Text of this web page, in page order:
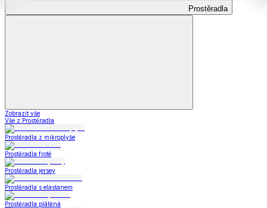
Prostěradla
Zobrazit vše
Vše z Prostěradla
Prostěradla z mikroplyše
Prostěradla froté
Prostěradla jersey
Prostěradla s elastanem
Prostěradla plátěná